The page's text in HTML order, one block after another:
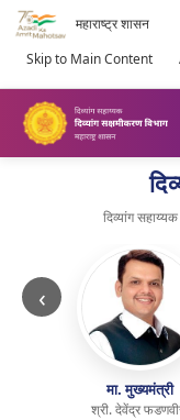
महाराष्ट्र शासन
Skip to Main Content
दिव्यांग
‹
मा. मुख्यमंत्री
श्री. देवेंद्र